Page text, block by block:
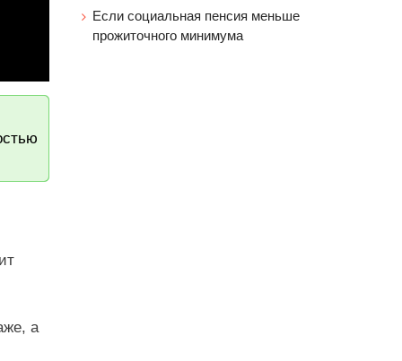
а
Если социальная пенсия меньше
прожиточного минимума